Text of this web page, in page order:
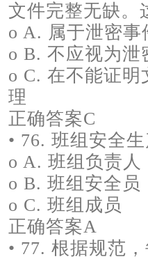
文件完整无缺。
o A. 属于泄密事
o B. 不应视为泄
o C. 在不能证
理
正确答案C
• 76. 班组安全
o A. 班组负责人
o B. 班组安全员
o C. 班组成员
正确答案A
• 77. 根据规范